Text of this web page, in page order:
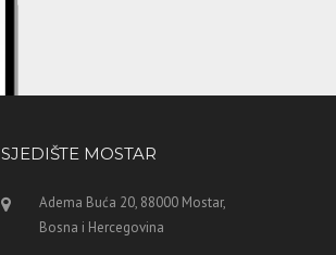
SJEDIŠTE MOSTAR
Adema Buća 20, 88000 Mostar,
Bosna i Hercegovina